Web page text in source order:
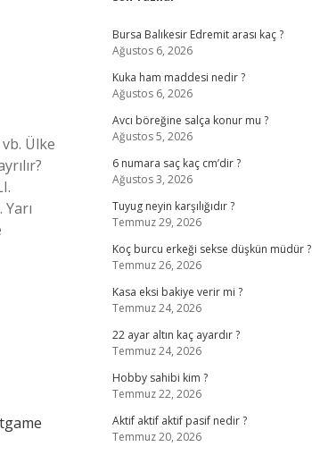
Ülke
Sidebar
Bursa Balıkesir Edremit arası kaç ?
Ağustos 6, 2026
Kuka ham maddesi nedir ?
Ağustos 6, 2026
Avcı böreğine salça konur mu ?
Ağustos 5, 2026
6 numara saç kaç cm’dir ?
Ağustos 3, 2026
Tuyug neyin karşılığıdır ?
Temmuz 29, 2026
Koç burcu erkeği sekse düşkün müdür ?
Temmuz 26, 2026
Kasa eksi bakiye verir mi ?
Temmuz 24, 2026
22 ayar altın kaç ayardır ?
Temmuz 24, 2026
Hobby sahibi kim ?
Temmuz 22, 2026
Aktif aktif aktif pasif nedir ?
Temmuz 20, 2026